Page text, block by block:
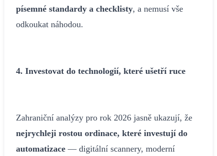
písemné standardy a checklisty, a nemusí vše
odkoukat náhodou.
4. Investovat do technologií, které ušetří ruce
Zahraniční analýzy pro rok 2026 jasně ukazují, že
nejrychleji rostou ordinace, které investují do
automatizace — digitální scannery, moderní